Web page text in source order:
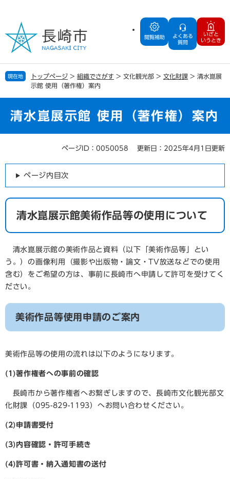
の
で
す
ー
ば
し
閲覧補助
よくある
質問
いざと
いうとき
現在地 トップページ > 組織でさがす > 文化観光部 > 文化財課 > 清水崑展
示館 使用（著作権）案内
清水崑展示館 使用（著作権）案内
ページID：0050058 更新日：2025年4月1日更新
ページ内目次
清水崑展示館美術作品等の使用について
清水崑展示館の美術作品と資料（以下「美術作品等」とい
う。）の画像利用（撮影や出版物・論文・TV放送などでの使用
含む）をご希望の方は、事前に長崎市へ申請して許可を受けてく
ださい。
美術作品等使用申請のご案内
美術作品等の使用の流れは以下のようになります。
(1)著作権者への事前の確認
長崎市から著作権者へお繋ぎしますので、長崎市文化観光部文
化財課（095-829-1193）へお問い合わせください。
(2)申請書受付
(3)内容確認・許可手続き
(4)許可書・納入通知書の送付